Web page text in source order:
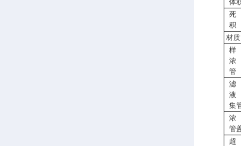
体
死
积
材质
样
浓
管
滤
液
集
浓
管
超